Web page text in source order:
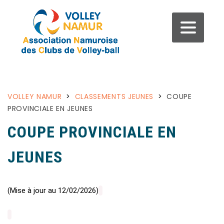
VOLLEY NAMUR > CLASSEMENTS JEUNES > COUPE
PROVINCIALE EN JEUNES
COUPE PROVINCIALE EN
JEUNES
(Mise à jour au 12/02/2026)